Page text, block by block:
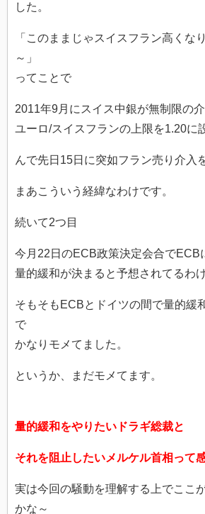
した。
「このままじゃスイスフラン高くな
～」
ってことで
2011年9月にスイス中銀が無制限の介
ユーロ/スイスフランの上限を1.20に
んで先日15日に突如フラン売り介入
まあこういう経緯なわけです。
続いて2つ目
今月22日のECB政策決定会合でECB
量的緩和が決まると予想されてるわ
そもそもECBとドイツの間で量的緩
で
かなりモメてました。
というか、まだモメてます。
量的緩和をやりたいドラギ総裁と
それを阻止したいメルケル首相って
実は今回の騒動を理解する上でここ
かな～